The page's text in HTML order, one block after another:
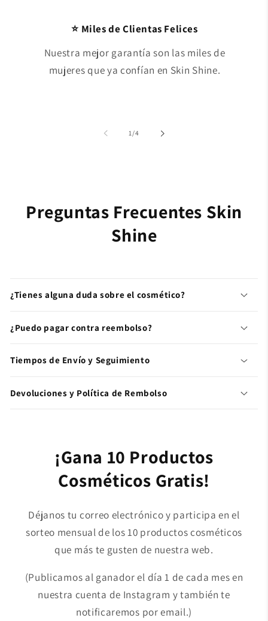
⭐ Miles de Clientas Felices
Nuestra mejor garantía son las miles de
mujeres que ya confían en Skin Shine.
1 /de
4
Preguntas Frecuentes Skin
Shine
¿Tienes alguna duda sobre el cosmético?
¿Puedo pagar contra reembolso?
Tiempos de Envío y Seguimiento
Devoluciones y Política de Rembolso
¡Gana 10 Productos
Cosméticos Gratis!
Déjanos tu correo electrónico y participa en el
sorteo mensual de los 10 productos cosméticos
que más te gusten de nuestra web.
(Publicamos al ganador el día 1 de cada mes en
nuestra cuenta de Instagram y también te
notificaremos por email.)